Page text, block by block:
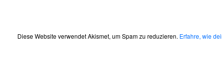
Diese Website verwendet Akismet, um Spam zu reduzieren. Erfahre, wie